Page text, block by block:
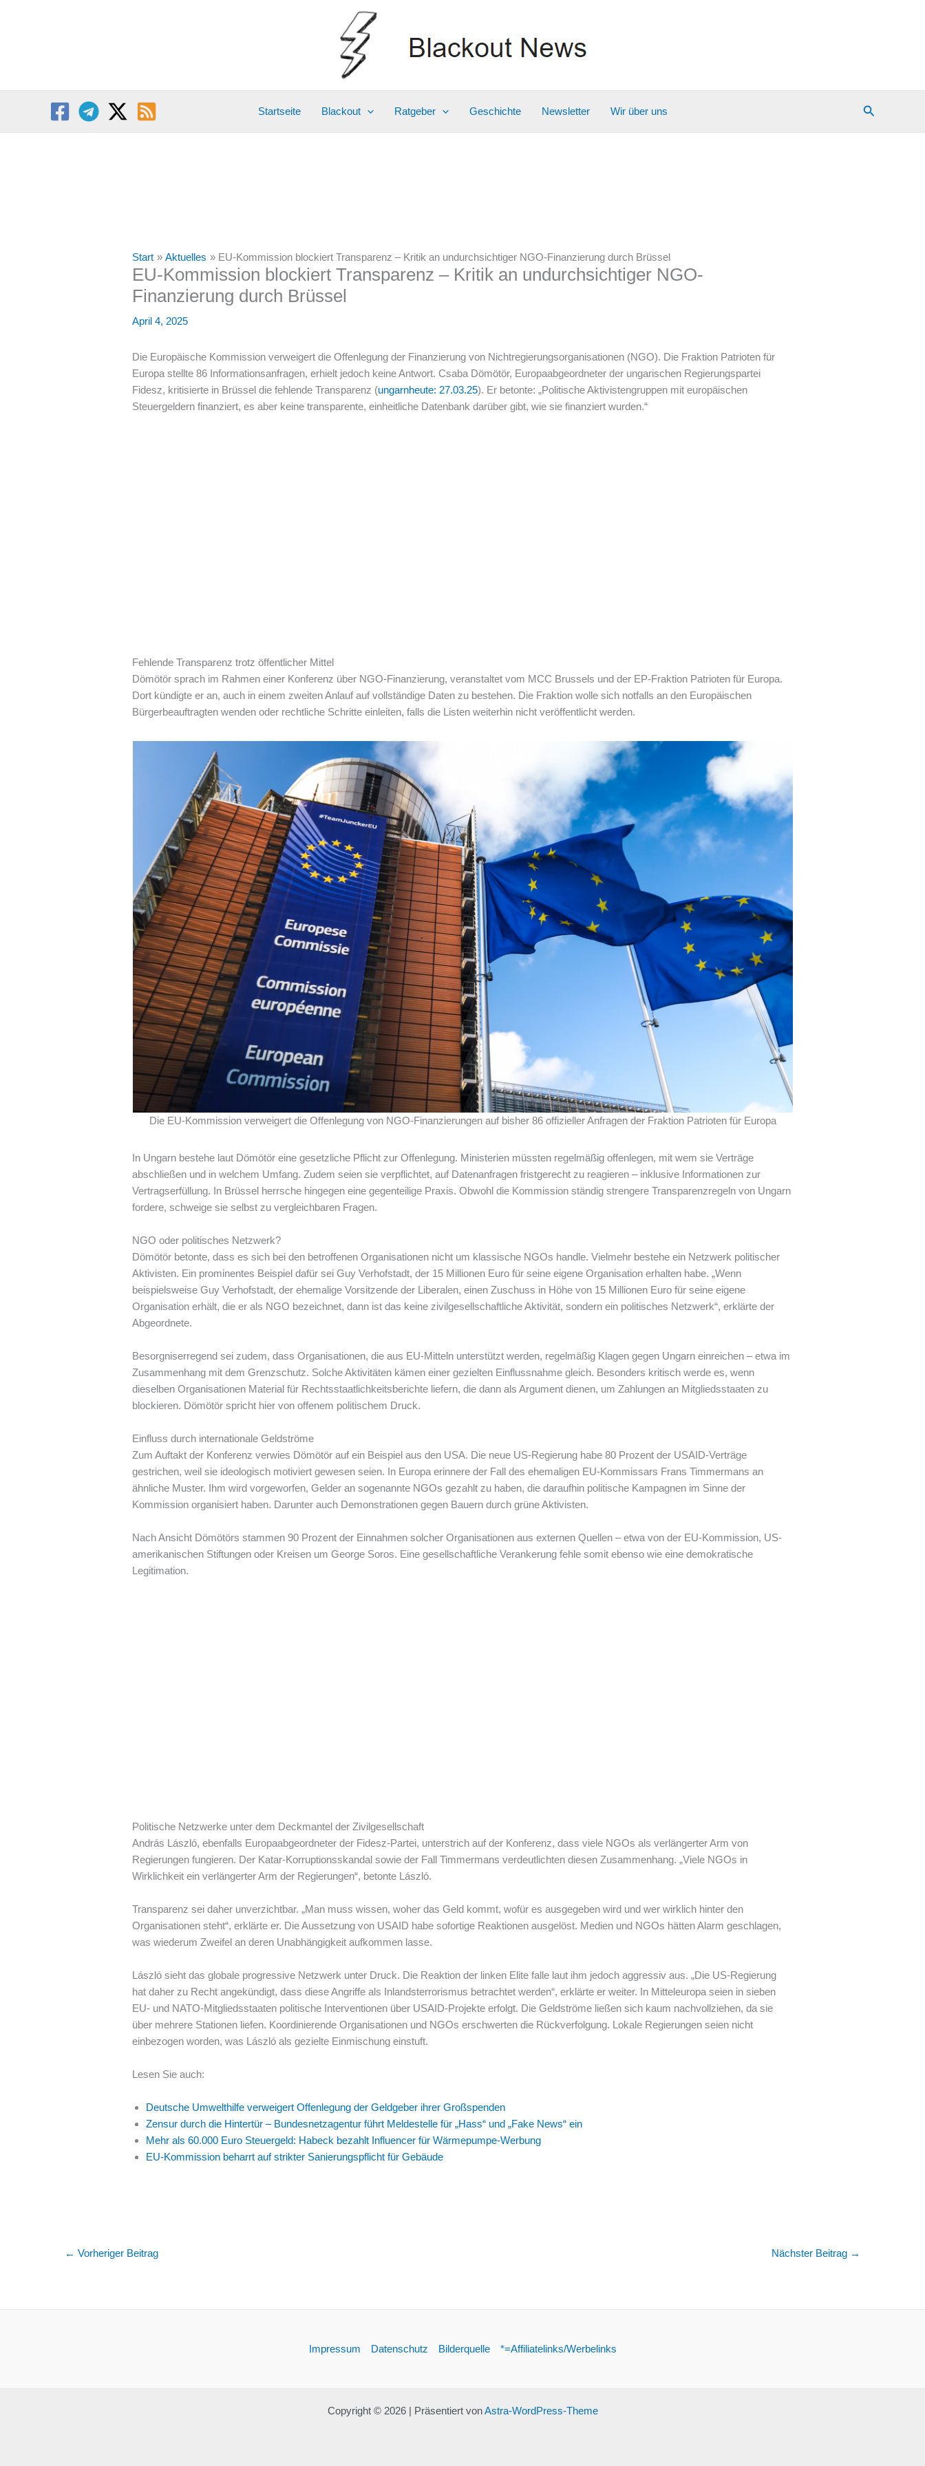
Startseite Blackout Ratgeber Geschichte Newsletter Wir über uns Suchen
Start Aktuelles EU-Kommission blockiert Transparenz – Kritik an undurchsichtiger NGO-Finanzierung durch Brüssel
EU-Kommission blockiert Transparenz – Kritik an undurchsichtiger NGO-
Finanzierung durch Brüssel
April 4, 2025
Die Europäische Kommission verweigert die Offenlegung der Finanzierung von Nichtregierungsorganisationen (NGO). Die Fraktion Patrioten für
Europa stellte 86 Informationsanfragen, erhielt jedoch keine Antwort. Csaba Dömötör, Europaabgeordneter der ungarischen Regierungspartei
Fidesz, kritisierte in Brüssel die fehlende Transparenz (ungarnheute: 27.03.25). Er betonte: „Politische Aktivistengruppen mit europäischen
Steuergeldern finanziert, es aber keine transparente, einheitliche Datenbank darüber gibt, wie sie finanziert wurden.“
Fehlende Transparenz trotz öffentlicher Mittel
Dömötör sprach im Rahmen einer Konferenz über NGO-Finanzierung, veranstaltet vom MCC Brussels und der EP-Fraktion Patrioten für Europa.
Dort kündigte er an, auch in einem zweiten Anlauf auf vollständige Daten zu bestehen. Die Fraktion wolle sich notfalls an den Europäischen
Bürgerbeauftragten wenden oder rechtliche Schritte einleiten, falls die Listen weiterhin nicht veröffentlicht werden.
Die EU-Kommission verweigert die Offenlegung von NGO-Finanzierungen auf bisher 86 offizieller Anfragen der Fraktion Patrioten für Europa
In Ungarn bestehe laut Dömötör eine gesetzliche Pflicht zur Offenlegung. Ministerien müssten regelmäßig offenlegen, mit wem sie Verträge
abschließen und in welchem Umfang. Zudem seien sie verpflichtet, auf Datenanfragen fristgerecht zu reagieren – inklusive Informationen zur
Vertragserfüllung. In Brüssel herrsche hingegen eine gegenteilige Praxis. Obwohl die Kommission ständig strengere Transparenzregeln von Ungarn
fordere, schweige sie selbst zu vergleichbaren Fragen.
NGO oder politisches Netzwerk?
Dömötör betonte, dass es sich bei den betroffenen Organisationen nicht um klassische NGOs handle. Vielmehr bestehe ein Netzwerk politischer
Aktivisten. Ein prominentes Beispiel dafür sei Guy Verhofstadt, der 15 Millionen Euro für seine eigene Organisation erhalten habe. „Wenn
beispielsweise Guy Verhofstadt, der ehemalige Vorsitzende der Liberalen, einen Zuschuss in Höhe von 15 Millionen Euro für seine eigene
Organisation erhält, die er als NGO bezeichnet, dann ist das keine zivilgesellschaftliche Aktivität, sondern ein politisches Netzwerk“, erklärte der
Abgeordnete.
Besorgniserregend sei zudem, dass Organisationen, die aus EU-Mitteln unterstützt werden, regelmäßig Klagen gegen Ungarn einreichen – etwa im
Zusammenhang mit dem Grenzschutz. Solche Aktivitäten kämen einer gezielten Einflussnahme gleich. Besonders kritisch werde es, wenn
dieselben Organisationen Material für Rechtsstaatlichkeitsberichte liefern, die dann als Argument dienen, um Zahlungen an Mitgliedsstaaten zu
blockieren. Dömötör spricht hier von offenem politischem Druck.
Einfluss durch internationale Geldströme
Zum Auftakt der Konferenz verwies Dömötör auf ein Beispiel aus den USA. Die neue US-Regierung habe 80 Prozent der USAID-Verträge
gestrichen, weil sie ideologisch motiviert gewesen seien. In Europa erinnere der Fall des ehemaligen EU-Kommissars Frans Timmermans an
ähnliche Muster. Ihm wird vorgeworfen, Gelder an sogenannte NGOs gezahlt zu haben, die daraufhin politische Kampagnen im Sinne der
Kommission organisiert haben. Darunter auch Demonstrationen gegen Bauern durch grüne Aktivisten.
Nach Ansicht Dömötörs stammen 90 Prozent der Einnahmen solcher Organisationen aus externen Quellen – etwa von der EU-Kommission, US-
amerikanischen Stiftungen oder Kreisen um George Soros. Eine gesellschaftliche Verankerung fehle somit ebenso wie eine demokratische
Legitimation.
Politische Netzwerke unter dem Deckmantel der Zivilgesellschaft
András László, ebenfalls Europaabgeordneter der Fidesz-Partei, unterstrich auf der Konferenz, dass viele NGOs als verlängerter Arm von
Regierungen fungieren. Der Katar-Korruptionsskandal sowie der Fall Timmermans verdeutlichten diesen Zusammenhang. „Viele NGOs in
Wirklichkeit ein verlängerter Arm der Regierungen“, betonte László.
Transparenz sei daher unverzichtbar. „Man muss wissen, woher das Geld kommt, wofür es ausgegeben wird und wer wirklich hinter den
Organisationen steht“, erklärte er. Die Aussetzung von USAID habe sofortige Reaktionen ausgelöst. Medien und NGOs hätten Alarm geschlagen,
was wiederum Zweifel an deren Unabhängigkeit aufkommen lasse.
László sieht das globale progressive Netzwerk unter Druck. Die Reaktion der linken Elite falle laut ihm jedoch aggressiv aus. „Die US-Regierung
hat daher zu Recht angekündigt, dass diese Angriffe als Inlandsterrorismus betrachtet werden“, erklärte er weiter. In Mitteleuropa seien in sieben
EU- und NATO-Mitgliedsstaaten politische Interventionen über USAID-Projekte erfolgt. Die Geldströme ließen sich kaum nachvollziehen, da sie
über mehrere Stationen liefen. Koordinierende Organisationen und NGOs erschwerten die Rückverfolgung. Lokale Regierungen seien nicht
einbezogen worden, was László als gezielte Einmischung einstuft.
Lesen Sie auch:
Deutsche Umwelthilfe verweigert Offenlegung der Geldgeber ihrer Großspenden
Zensur durch die Hintertür – Bundesnetzagentur führt Meldestelle für „Hass“ und „Fake News“ ein
Mehr als 60.000 Euro Steuergeld: Habeck bezahlt Influencer für Wärmepumpe-Werbung
EU-Kommission beharrt auf strikter Sanierungspflicht für Gebäude
← Vorheriger Beitrag Nächster Beitrag →
Impressum Datenschutz Bilderquelle *=Affiliatelinks/Werbelinks
Copyright © 2026 | Präsentiert vonAstra-WordPress-Theme